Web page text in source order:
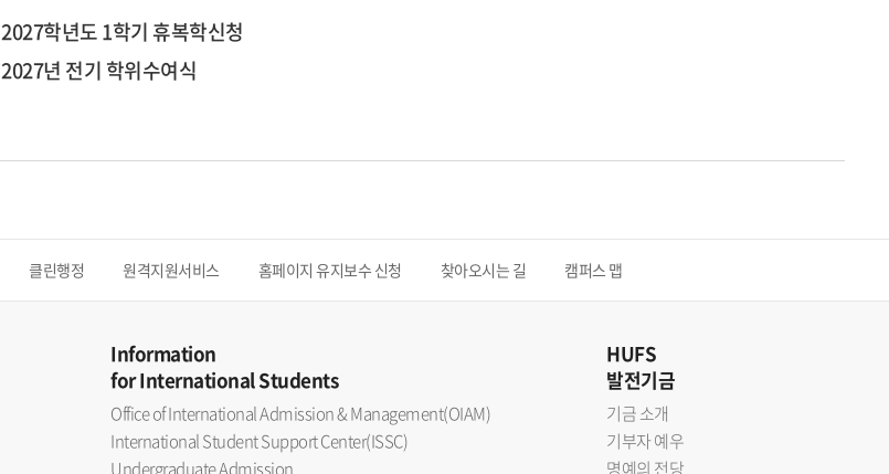
2027학년도 1학기 휴복학신청
2027년 전기 학위수여식
클린행정 원격지원서비스 홈페이지 유지보수 신청 찾아오시는 길 캠퍼스 맵
Information
for International Students
Office of International Admission & Management(OIAM)
International Student Support Center(ISSC)
Undergraduate Admission
HUFS
발전기금
기금 소개
기부자 예우
명예의 전당